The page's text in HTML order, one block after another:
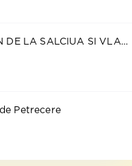
FLORIN SALAM CARMEN DE LA SALCIUA SI VLADUTA LUPAU - REGII YOUTUBE 2019
Petrecere